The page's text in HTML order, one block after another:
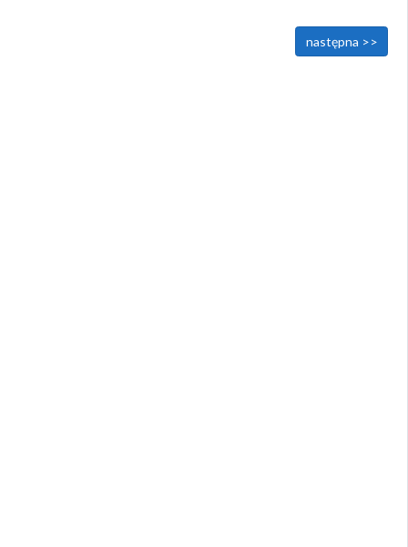
następna >>